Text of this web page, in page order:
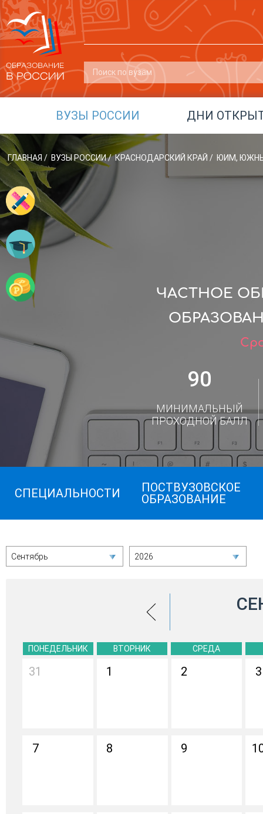
ВУЗЫ РОССИИ ДНИ
ГЛАВНАЯ / ВУЗЫ РОССИИ/ КРАСНОДАРСКИЙ КРАЙ / ЮИМ,
ЧАСТНОЕ
90
МИНИМАЛЬНЫЙ
ПРОХОДНОЙ БАЛЛ
СПЕЦИАЛЬНОСТИ
ПОСТВУЗОВСКОЕ
ОБРАЗОВАНИЕ
Сентябрь 2026
ПОНЕДЕЛЬНИК ВТОРНИК СРЕДА
31 1 2 3
7 8 9